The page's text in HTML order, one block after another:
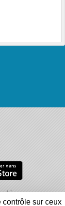
inapproprié
contrôle sur ceux